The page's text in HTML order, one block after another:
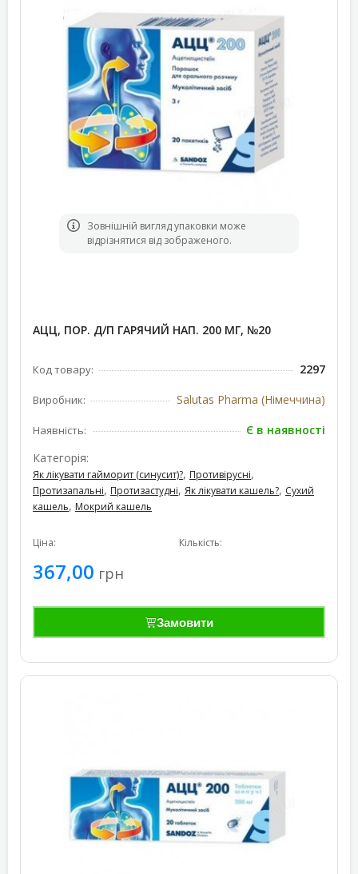
Зовнішній вигляд упаковки може
відрізнятися від зображеного.
АЦЦ, ПОР. Д/П ГАРЯЧИЙ НАП. 200 МГ, №20
Код товару: 2297
Виробник: Salutas Pharma (Німеччина)
Наявність:
Є в наявності
Категорія:
Як лікувати гайморит (синусит)?, Противірусні,
Протизапальні, Протизастудні, Як лікувати кашель?, Сухий
кашель, Мокрий кашель
Ціна:
367,00 грн
Кількість:
Замовити